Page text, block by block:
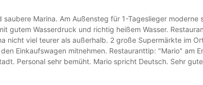
saubere Marina. Am Außensteg für 1-Tageslieger moderne
gutem Wasserdruck und richtig heißem Wasser.
nicht viel teurer als außerhalb. 2 große Supermärkte im
Einkaufswagen mitnehmen. Restauranttip: "Mario" am
Personal sehr bemüht. Mario spricht Deutsch. Sehr